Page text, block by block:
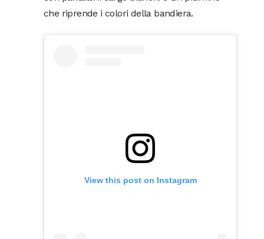
che riprende i colori della bandiera.
View this post on Instagram